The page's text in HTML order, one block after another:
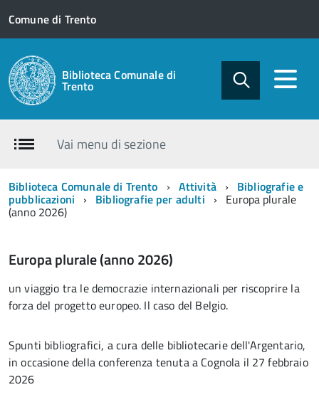
Comune di Trento
Biblioteca Comunale di
Trento
Vai menu di sezione
Biblioteca Comunale di Trento Attività Bibliografie e
pubblicazioni Bibliografie per adulti Europa plurale
(anno 2026)
Europa plurale (anno 2026)
un viaggio tra le democrazie internazionali per riscoprire la
forza del progetto europeo. Il caso del Belgio.
Spunti bibliografici, a cura delle bibliotecarie dell'Argentario,
in occasione della conferenza tenuta a Cognola il 27 febbraio
2026